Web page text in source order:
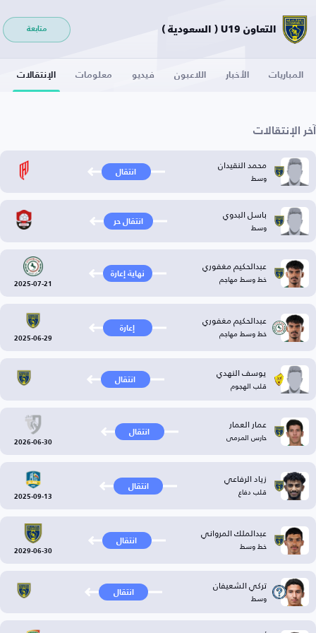
التعاون U19 ( السعودية ) متابعة
المباريات الأخبار اللاعبون فيديو معلومات الإنتقالات
آخر الإنتقالات
محمد النقيدان
وسط انتقال
باسل البدوي
وسط انتقال حر
عبدالحكيم مغفوري
خط وسط مهاجم نهاية إعارة
2025-07-21
عبدالحكيم مغفوري
خط وسط مهاجم إعارة
2025-06-29
يوسف النهدي
قلب الهجوم انتقال
عمار العمار
حارس المرمى انتقال
2026-06-30
زياد الرفاعي
قلب دفاع انتقال
2025-09-13
عبدالملك المرواني
خط وسط انتقال
2029-06-30
تركي الشعيفان
وسط انتقال